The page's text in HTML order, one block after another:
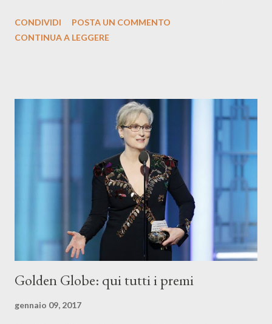
concluderà il 1° agosto a Bruxelles. In Italia gli U2 suoneranno il
– Levi’s Stadium 20/05 Los Angeles – Rose Bowl 24/05 Houston
– NGR Stadium 26/05 Dallas – AT&T Stadium 3/06 Chicago -
Soldier Field 7/06 Pittsburgh – Heinz Field 11/06 Miami – Hard
Rock Stadium 14/06 Tampa – Raymond James Stadium 18/06
Philadelphia – Lincoln Financial Field 20/06 Washington – FedEx
CONDIVIDI
POSTA UN COMMENTO
CONTINUA A LEGGERE
Golden Globe: qui tutti i premi
gennaio 09, 2017